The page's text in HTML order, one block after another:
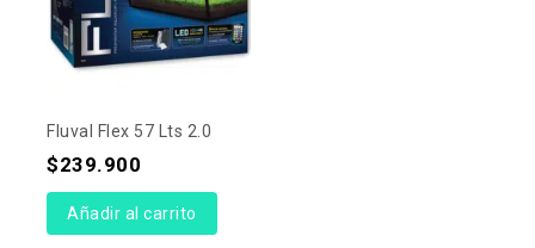
Fluval Flex 57 Lts 2.0
$239.900
Añadir al carrito